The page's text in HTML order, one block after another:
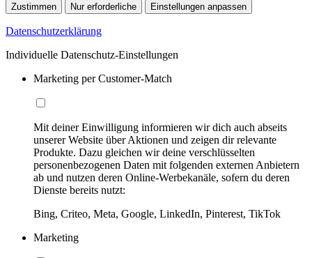
Zustimmen Nur erforderliche Einstellungen anpassen
Datenschutzerklärung
Individuelle Datenschutz-Einstellungen
Marketing per Customer-Match
Mit deiner Einwilligung informieren wir dich auch abseits
unserer Website über Aktionen und zeigen dir relevante
Produkte. Dazu gleichen wir deine verschlüsselten
personenbezogenen Daten mit folgenden externen Anbietern
ab und nutzen deren Online-Werbekanäle, sofern du deren
Dienste bereits nutzt:
Bing, Criteo, Meta, Google, LinkedIn, Pinterest, TikTok
Marketing